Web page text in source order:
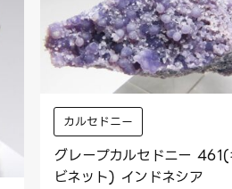
カルセドニー
グレープカルセドニー
ビネット) インドネシア